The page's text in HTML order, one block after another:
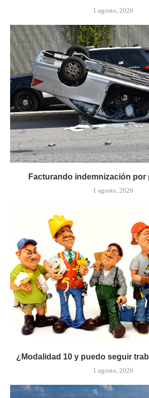
1 agosto, 2026
Facturando indemnización por
1 agosto, 2026
¿Modalidad 10 y puedo seguir
1 agosto, 2026